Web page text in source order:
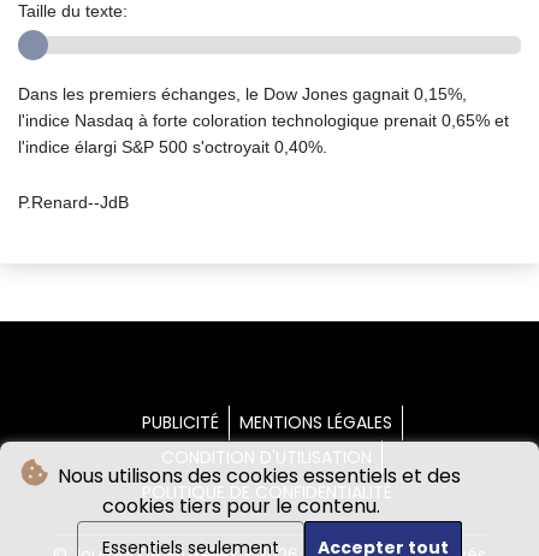
Nous utilisons des cookies essentiels et des
cookies tiers pour le contenu.
Essentiels seulement Accepter tout
Taille du texte:
Dans les premiers échanges, le Dow Jones gagnait 0,15%,
l'indice Nasdaq à forte coloration technologique prenait 0,65% et
l'indice élargi S&P 500 s'octroyait 0,40%.
P.Renard--JdB
PUBLICITÉ
MENTIONS LÉGALES
CONDITION D'UTILISATION
POLITIQUE DE CONFIDENTIALITÉ